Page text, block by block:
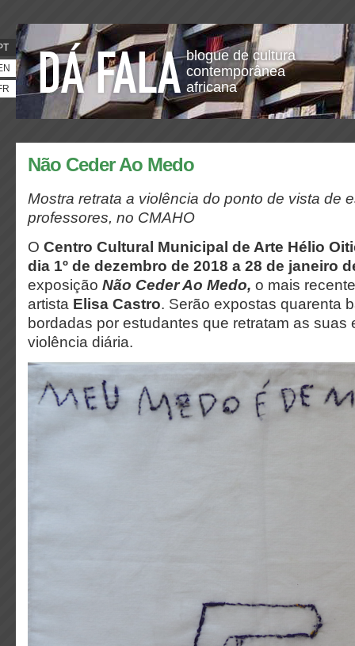
blogue de cultura
contemporânea
africana
Não Ceder Ao Medo
Mostra retrata a violência do ponto de vista de
professores, no CMAHO
O Centro Cultural Municipal de Arte Hélio
dia 1º de dezembro de 2018 a 28 de janeiro
exposição Não Ceder Ao Medo, o mais
artista Elisa Castro. Serão expostas quarenta
bordadas por estudantes que retratam as suas
violência diária.